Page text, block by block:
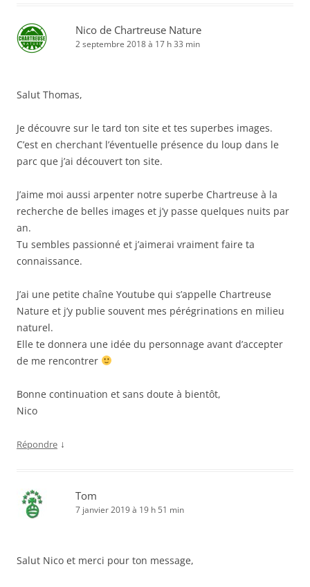
Nico de Chartreuse Nature
2 septembre 2018 à 17 h 33 min
Salut Thomas,
Je découvre sur le tard ton site et tes superbes images.
C’est en cherchant l’éventuelle présence du loup dans le
parc que j’ai découvert ton site.
J’aime moi aussi arpenter notre superbe Chartreuse à la
recherche de belles images et j’y passe quelques nuits par
an.
Tu sembles passionné et j’aimerai vraiment faire ta
connaissance.
J’ai une petite chaîne Youtube qui s’appelle Chartreuse
Nature et j’y publie souvent mes pérégrinations en milieu
naturel.
Elle te donnera une idée du personnage avant d’accepter
de me rencontrer
Bonne continuation et sans doute à bientôt,
Nico
Répondre ↓
Tom
7 janvier 2019 à 19 h 51 min
Salut Nico et merci pour ton message,